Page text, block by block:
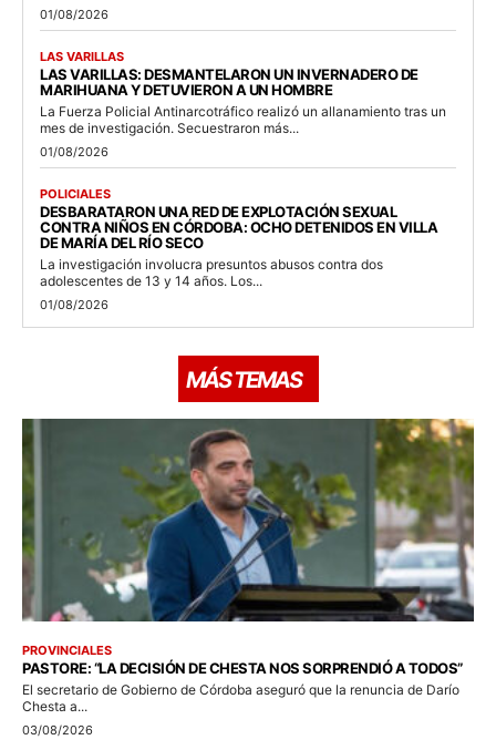
01/08/2026
LAS VARILLAS
LAS VARILLAS: DESMANTELARON UN INVERNADERO DE
MARIHUANA Y DETUVIERON A UN HOMBRE
La Fuerza Policial Antinarcotráfico realizó un allanamiento tras un
mes de investigación. Secuestraron más...
01/08/2026
POLICIALES
DESBARATARON UNA RED DE EXPLOTACIÓN SEXUAL
CONTRA NIÑOS EN CÓRDOBA: OCHO DETENIDOS EN VILLA
DE MARÍA DEL RÍO SECO
La investigación involucra presuntos abusos contra dos
adolescentes de 13 y 14 años. Los...
01/08/2026
MÁS TEMAS
PROVINCIALES
PASTORE: “LA DECISIÓN DE CHESTA NOS SORPRENDIÓ A TODOS”
El secretario de Gobierno de Córdoba aseguró que la renuncia de Darío
Chesta a...
03/08/2026